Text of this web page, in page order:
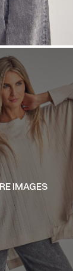
IMAGES